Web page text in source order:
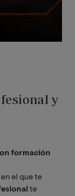
y
formación
el que te
te